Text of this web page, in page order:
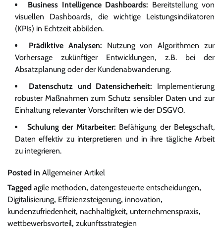
Business Intelligence Dashboards: Bereitstellung von
visuellen Dashboards, die wichtige Leistungsindikatoren
(KPIs) in Echtzeit abbilden.
Prädiktive Analysen: Nutzung von Algorithmen zur
Vorhersage zukünftiger Entwicklungen, z.B. bei der
Absatzplanung oder der Kundenabwanderung.
Datenschutz und Datensicherheit: Implementierung
robuster Maßnahmen zum Schutz sensibler Daten und zur
Einhaltung relevanter Vorschriften wie der DSGVO.
Schulung der Mitarbeiter: Befähigung der Belegschaft,
Daten effektiv zu interpretieren und in ihre tägliche Arbeit
zu integrieren.
Posted in Allgemeiner Artikel
Tagged agile methoden, datengesteuerte entscheidungen,
Digitalisierung, Effizienzsteigerung, innovation,
kundenzufriedenheit, nachhaltigkeit, unternehmenspraxis,
wettbewerbsvorteil, zukunftsstrategien